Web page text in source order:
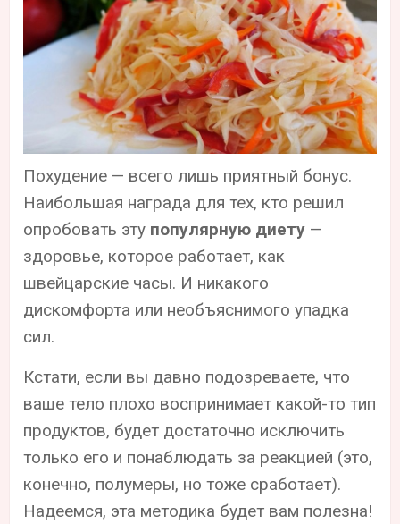
Похудение — всего лишь приятный бонус.
Наибольшая награда для тех, кто решил
опробовать эту популярную диету —
здоровье, которое работает, как
швейцарские часы. И никакого
дискомфорта или необъяснимого упадка
сил.
Кстати, если вы давно подозреваете, что
ваше тело плохо воспринимает какой-то тип
продуктов, будет достаточно исключить
только его и понаблюдать за реакцией (это,
конечно, полумеры, но тоже сработает).
Надеемся, эта методика будет вам полезна!